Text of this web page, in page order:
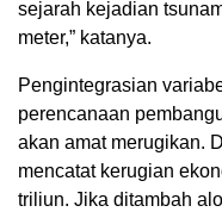
sejarah kejadian
meter,” katanya.
Pengintegrasian
perencanaan
akan amat merugikan.
mencatat kerugian
triliun. Jika ditambah